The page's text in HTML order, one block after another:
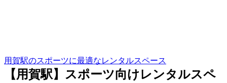
用賀駅のスポーツに最適なレンタルスペース
【用賀駅】スポーツ向けレンタルスペ